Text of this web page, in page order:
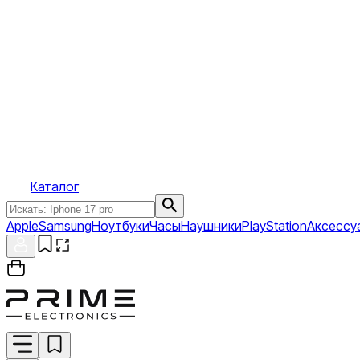
Каталог
AppleSamsungНоутбукиЧасыНаушникиPlayStation